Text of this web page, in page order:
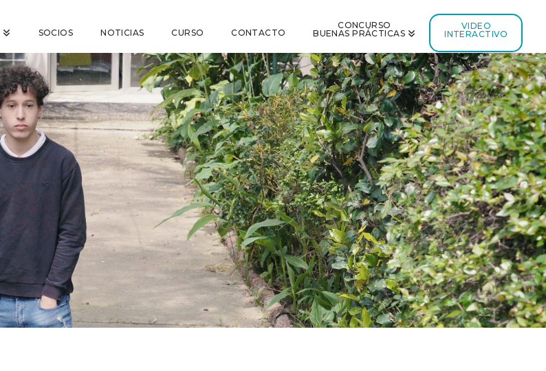
SOCIOS NOTICIAS CURSO CONTACTO
CONCURSO
BUENAS PRÁCTICAS
VIDEO
INTERACTIVO